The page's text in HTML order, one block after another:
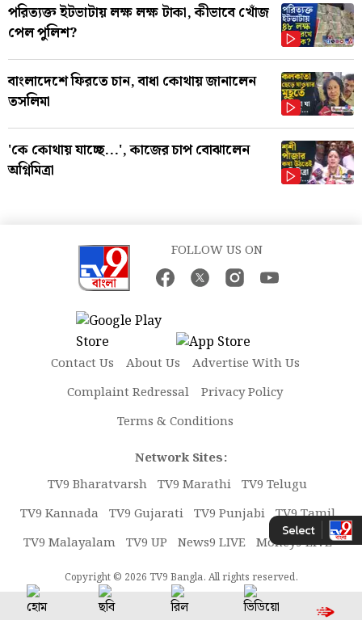
পরিত্যক্ত ইটভাটায় লক্ষ লক্ষ টাকা, কীভাবে খোঁজ
পেল পুলিশ?
বাংলাদেশে ফিরতে চান, বাধা কোথায় জানালেন
তসলিমা
'কে কোথায় যাচ্ছে...', কাজের চাপ বোঝালেন
অগ্নিমিত্রা
FOLLOW US ON
Contact Us About Us
Advertise With Us
Complaint Redressal
Privacy Policy
Terms & Conditions
Network Sites:
TV9 Bharatvarsh TV9 Marathi TV9 Telugu
TV9 Kannada TV9 Gujarati TV9 Punjabi TV9 Tamil
TV9 Malayalam TV9 UP News9 LIVE Money9 LIVE
Copyright © 2026 TV9 Bangla. All rights reserved.